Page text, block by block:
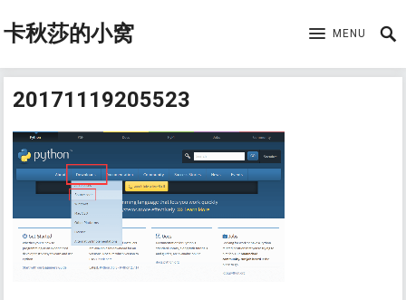
卡秋莎的小窝 MENU
20171119205523